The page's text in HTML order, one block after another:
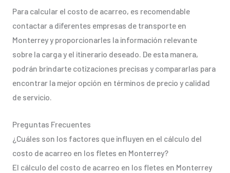
Para calcular el costo de acarreo, es recomendable
contactar a diferentes empresas de transporte en
Monterrey y proporcionarles la información relevante
sobre la carga y el itinerario deseado. De esta manera,
podrán brindarte cotizaciones precisas y compararlas para
encontrar la mejor opción en términos de precio y calidad
de servicio.
Preguntas Frecuentes
¿Cuáles son los factores que influyen en el cálculo del
costo de acarreo en los fletes en Monterrey?
El cálculo del costo de acarreo en los fletes en Monterrey